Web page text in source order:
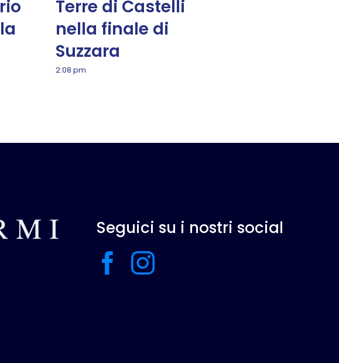
Terre di Castelli
nella finale di
Suzzara
2:08 pm
Seguici su i nostri social